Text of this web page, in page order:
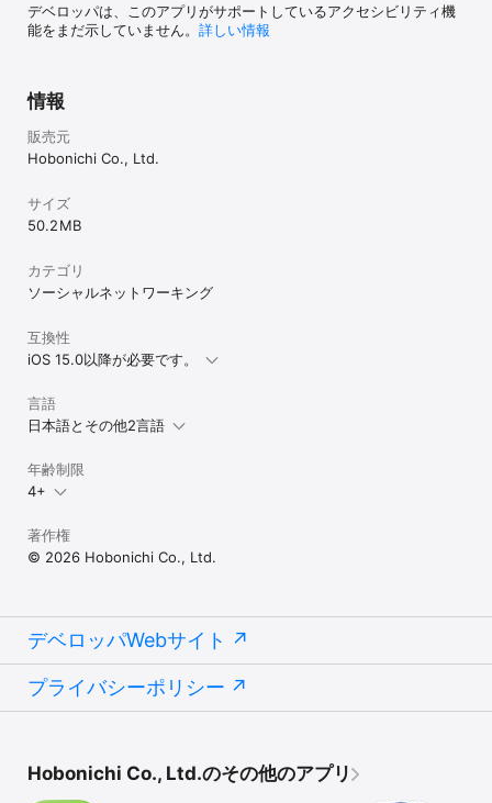
デベロッパは、このアプリがサポートしているアクセシビリティ機
能をまだ示していません。 詳しい情報
情報
販売元
Hobonichi Co., Ltd.
サイズ
50.2 MB
カテゴリ
ソーシャルネットワーキング
互換性
iOS 15.0以降が必要です。
言語
日本語とその他2言語
年齢制限
4+
著作権
© 2026 Hobonichi Co., Ltd.
デベロッパWebサイト
プライバシーポリシー
Hobonichi Co., Ltd.のその他のアプリ